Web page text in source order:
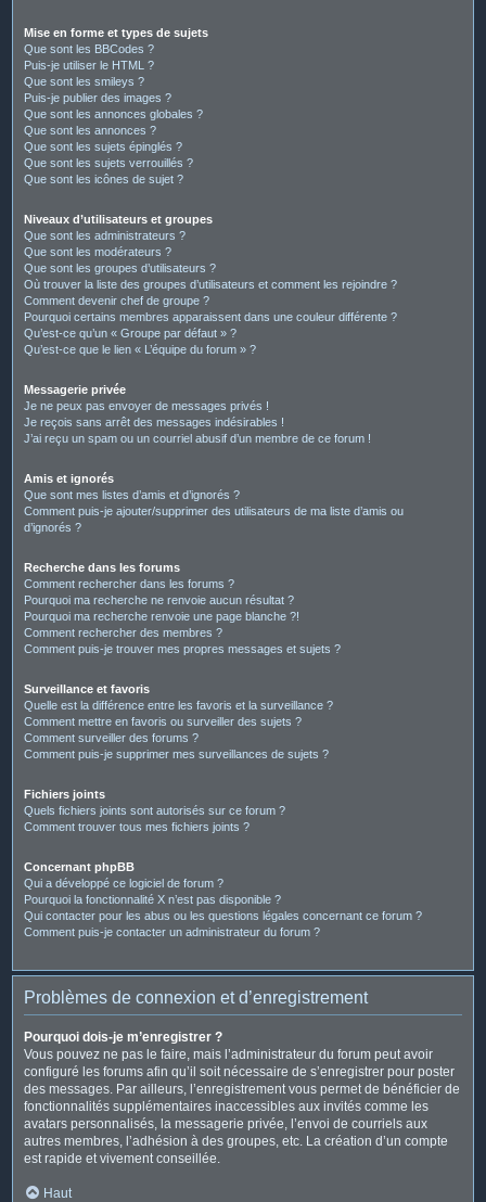
Mise en forme et types de sujets
Que sont les BBCodes ?
Puis-je utiliser le HTML ?
Que sont les smileys ?
Puis-je publier des images ?
Que sont les annonces globales ?
Que sont les annonces ?
Que sont les sujets épinglés ?
Que sont les sujets verrouillés ?
Que sont les icônes de sujet ?
Niveaux d’utilisateurs et groupes
Que sont les administrateurs ?
Que sont les modérateurs ?
Que sont les groupes d’utilisateurs ?
Où trouver la liste des groupes d’utilisateurs et comment les rejoindre ?
Comment devenir chef de groupe ?
Pourquoi certains membres apparaissent dans une couleur différente ?
Qu’est-ce qu’un « Groupe par défaut » ?
Qu’est-ce que le lien « L’équipe du forum » ?
Messagerie privée
Je ne peux pas envoyer de messages privés !
Je reçois sans arrêt des messages indésirables !
J’ai reçu un spam ou un courriel abusif d’un membre de ce forum !
Amis et ignorés
Que sont mes listes d’amis et d’ignorés ?
Comment puis-je ajouter/supprimer des utilisateurs de ma liste d’amis ou
d’ignorés ?
Recherche dans les forums
Comment rechercher dans les forums ?
Pourquoi ma recherche ne renvoie aucun résultat ?
Pourquoi ma recherche renvoie une page blanche ?!
Comment rechercher des membres ?
Comment puis-je trouver mes propres messages et sujets ?
Surveillance et favoris
Quelle est la différence entre les favoris et la surveillance ?
Comment mettre en favoris ou surveiller des sujets ?
Comment surveiller des forums ?
Comment puis-je supprimer mes surveillances de sujets ?
Fichiers joints
Quels fichiers joints sont autorisés sur ce forum ?
Comment trouver tous mes fichiers joints ?
Concernant phpBB
Qui a développé ce logiciel de forum ?
Pourquoi la fonctionnalité X n’est pas disponible ?
Qui contacter pour les abus ou les questions légales concernant ce forum ?
Comment puis-je contacter un administrateur du forum ?
Problèmes de connexion et d’enregistrement
Pourquoi dois-je m’enregistrer ?
Vous pouvez ne pas le faire, mais l’administrateur du forum peut avoir
configuré les forums afin qu’il soit nécessaire de s’enregistrer pour poster
des messages. Par ailleurs, l’enregistrement vous permet de bénéficier de
fonctionnalités supplémentaires inaccessibles aux invités comme les
avatars personnalisés, la messagerie privée, l’envoi de courriels aux
autres membres, l’adhésion à des groupes, etc. La création d’un compte
est rapide et vivement conseillée.
Haut